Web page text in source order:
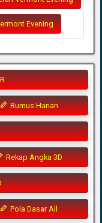
Evening
Rumus Harian
Rekap Angka 3D
Pola Dasar All